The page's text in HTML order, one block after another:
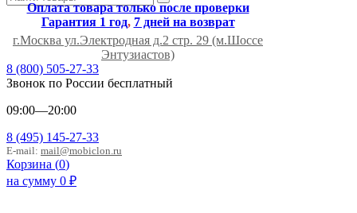
Оплата товара только после проверки
Гарантия 1 год, 7 дней на возврат
г.Москва ул.Электродная д.2 стр. 29 (м.Шоссе
Энтузиастов)
8 (800) 505-27-33
Звонок по России бесплатный
09:00—20:00
8 (495) 145-27-33
E-mail: mail@mobiclon.ru
Корзина (0)
на сумму 0 ₽